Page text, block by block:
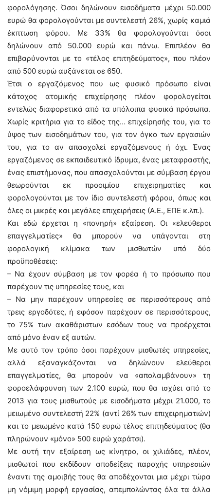
φορολόγησης. Όσοι δηλώνουν εισοδήματα μέχρι 50.000
ευρώ θα φορολογούνται με συντελεστή 26%, χωρίς καμιά
έκπτωση φόρου. Με 33% θα φορολογούνται όσοι
δηλώνουν από 50.000 ευρώ και πάνω. Επιπλέον θα
επιβαρύνονται με το «τέλος επιτηδεύματος», που πλέον
από 500 ευρώ αυξάνεται σε 650.
Έτσι ο εργαζόμενος που ως φυσικό πρόσωπο είναι
κάτοχος ατομικής επιχείρησης πλέον φορολογείται
εντελώς διαφορετικά από τα υπόλοιπα φυσικά πρόσωπα.
Χωρίς κριτήρια για το είδος της… επιχείρησής του, για το
ύψος των εισοδημάτων του, για τον όγκο των εργασιών
του, για το αν απασχολεί εργαζόμενους ή όχι. Ένας
εργαζόμενος σε εκπαιδευτικό ίδρυμα, ένας μεταφραστής,
ένας επιστήμονας, που απασχολούνται με σύμβαση έργου
θεωρούνται εκ προοιμίου επιχειρηματίες και
φορολογούνται με τον ίδιο συντελεστή φόρου, όπως και
όλες οι μικρές και μεγάλες επιχειρήσεις (Α.Ε., ΕΠΕ κ.λπ.).
Και εδώ έρχεται η «πονηρή» εξαίρεση. Οι «ελεύθεροι
επαγγελματίες» θα μπορούν να υπάγονται στη
φορολογική κλίμακα των μισθωτών υπό δύο
προϋποθέσεις:
– Να έχουν σύμβαση με τον φορέα ή το πρόσωπο που
παρέχουν τις υπηρεσίες τους, και
– Να μην παρέχουν υπηρεσίες σε περισσότερους από
τρεις εργοδότες, ή εφόσον παρέχουν σε περισσότερους,
το 75% των ακαθάριστων εσόδων τους να προέρχεται
από μόνο έναν εξ αυτών.
Με αυτό τον τρόπο όσοι παρέχουν μισθωτές υπηρεσίες,
αλλά εξαναγκάζονται να δηλώνουν ελεύθεροι
επαγγελματίες, θα μπορούν να «απολαμβάνουν» τη
φοροελάφρυνση των 2.100 ευρώ, που θα ισχύει από το
2013 για τους μισθωτούς με εισοδήματα μέχρι 21.000, το
μειωμένο συντελεστή 22% (αντί 26% των επιχειρηματιών)
και το μειωμένο κατά 150 ευρώ τέλος επιτηδεύματος (θα
πληρώνουν «μόνο» 500 ευρώ χαράτσι).
Με αυτή την εξαίρεση ως κίνητρο, οι χιλιάδες, πλέον,
μισθωτοί που εκδίδουν αποδείξεις παροχής υπηρεσιών
έναντι της αμοιβής τους θα αποδέχονται μια μέχρι τώρα
μη νόμιμη μορφή εργασίας, απεμπολώντας όλα τα άλλα